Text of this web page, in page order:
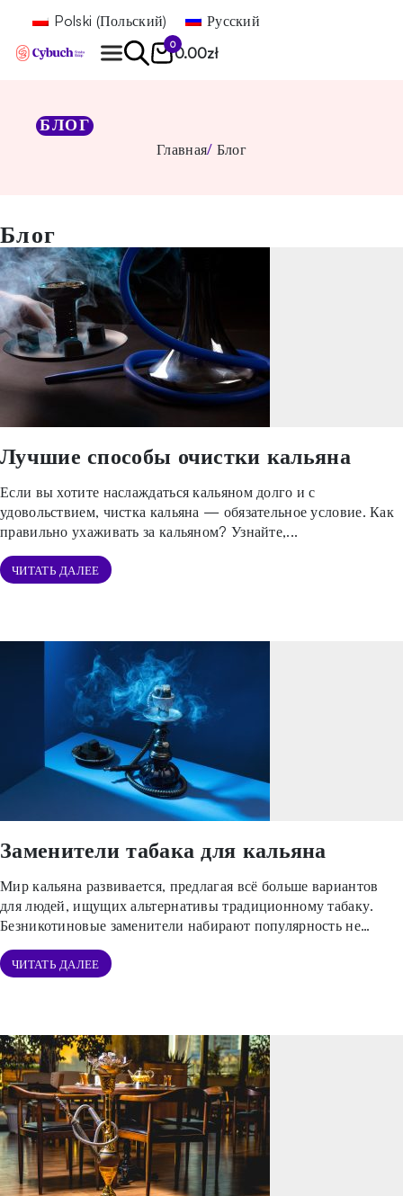
Polski (Польский) Русский
0
0.00zł
БЛОГ
Главная Блог
Блог
Лучшие способы очистки кальяна
Если вы хотите наслаждаться кальяном долго и с
удовольствием, чистка кальяна — обязательное условие. Как
правильно ухаживать за кальяном? Узнайте,...
ЧИТАТЬ ДАЛЕЕ
Заменители табака для кальяна
Мир кальяна развивается, предлагая всё больше вариантов
для людей, ищущих альтернативы традиционному табаку.
Безникотиновые заменители набирают популярность не
только среди...
ЧИТАТЬ ДАЛЕЕ